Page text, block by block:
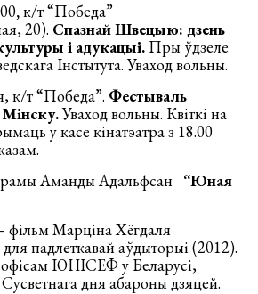
,к/т “Победа”
20). Спазнай Швецыю: дзень
і адукацыі.Пры ўдзеле
Інстытута. Уваход вольны.
к/т “Победа”. Фестываль
Мінску.Уваход вольны. Квіткі на
у касе кінатэатра з 18.00
Аманды Адальфсан “Юная
фільм Марціна Хёгдаля
падлеткавай аўдыторыі (2012).
ЮНІСЕФ у Беларусі,
дня абароны дзяцей.